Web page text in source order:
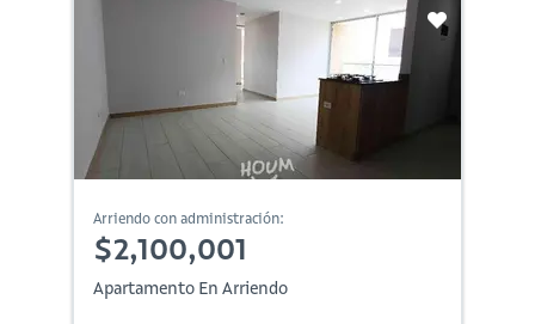
Arriendo con administración:
$2,100,001
Apartamento En Arriendo